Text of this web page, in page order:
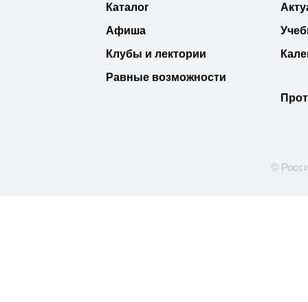
Каталог
Афиша
Клубы и лектории
Равные возможности
©